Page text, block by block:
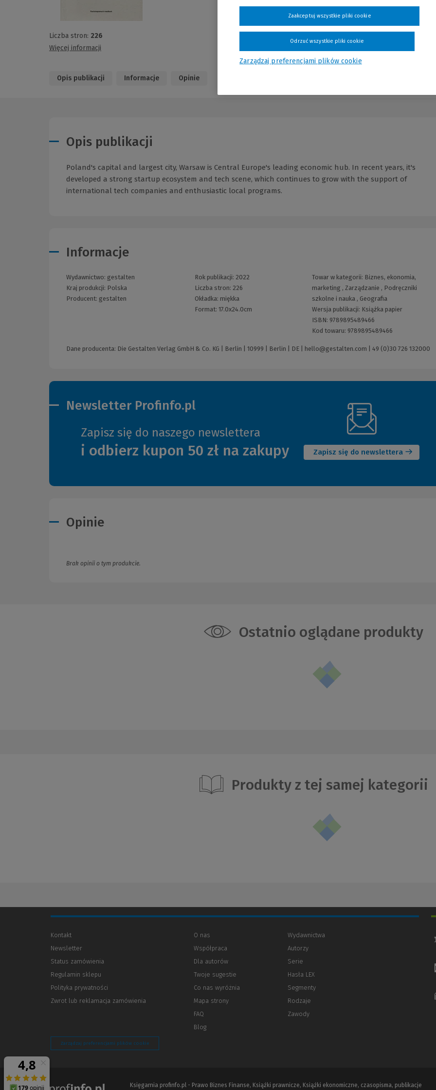
Liczba stron: 226
Więcej informacji
Opis publikacji Informacje Opinie
Opis publikacji
Poland's capital and largest city, Warsaw is Central Europe's leading economic hub. In recent years, it's
developed a strong startup ecosystem and tech scene, which continues to grow with the support of
international tech companies and enthusiastic local programs.
Informacje
Wydawnictwo: gestalten
Kraj produkcji: Polska
Producent: gestalten
Rok publikacji: 2022
Liczba stron: 226
Okładka: miękka
Format: 17.0x24.0cm
Towar w kategorii: Biznes, ekonomia,
marketing , Zarządzanie , Podręczniki
szkolne i nauka, Geografia
Wersja publikacji: Książka papier
ISBN: 9789895489466
Kod towaru: 9789895489466
Dane producenta: Die Gestalten Verlag GmbH & Co. KG | Berlin | 10999 | Berlin | DE | hello@gestalten.com 49 (0)30 726 132000
Newsletter Profinfo.pl
Zapisz się do naszego newslettera
i odbierz kupon 50 zł na zakupy Zapisz się do newslettera
okno)
Opinie
Brak opinii o tym produkcie.
Ostatnio oglądane produkty
Produkty z tej samej kategorii
Kontakt
Newsletter
Status zamówienia
Regulamin sklepu
Polityka prywatności
innej
Zwrot lub reklamacja zamówienia
O nas
Współpraca
Dla autorów
innej
strony)
Twoje sugestie
Co nas wyróżnia
Mapa strony
FAQ
Blog
Wydawnictwa
Autorzy
Serie
Hasła LEX
Segmenty
Rodzaje
Zawody
Zarządzaj preferencjami plików cookie
Księgarnia profinfo.pl - Prawo Biznes Finanse, Książki prawnicze, Książki ekonomiczne, czasopisma, publikacje
Zarządzaj preferencjami plików cookie
Odrzuć wszystkie pliki cookie
Zaakceptuj wszystkie pliki cookie